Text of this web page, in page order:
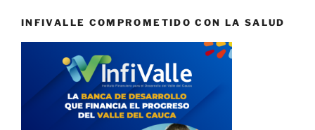
INFIVALLE COMPROMETIDO CON LA SALUD